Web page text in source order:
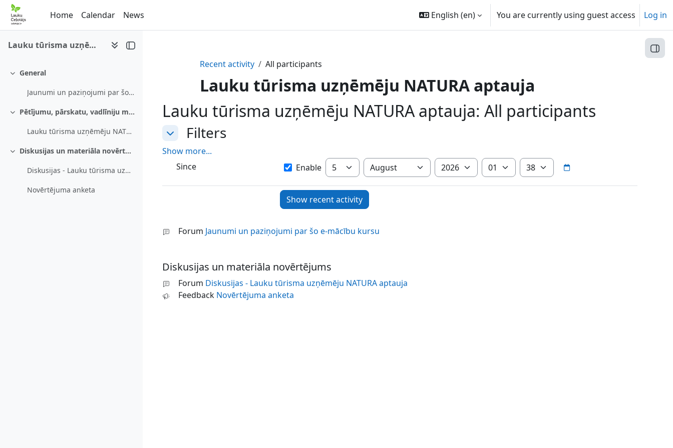
Skip to main content
Home
Calendar News English ‎(en)‎ You are currently using guest access Log in
Lauku tūrisma uzņēmēju NATURA aptauja
Collapse
General
Jaunumi un paziņojumi par šo e-mācību kursu
Collapse Pētījumu, pārskatu, vadlīniju materiāls
Lauku tūrisma uzņēmēju NATURA aptauja
Collapse Diskusijas un materiāla novērtējums
Diskusijas - Lauku tūrisma uzņēmēju NATURA aptauja
Novērtējuma anketa
Recent activity
All participants
Lauku tūrisma uzņēmēju NATURA aptauja
Lauku tūrisma uzņēmēju NATURA aptauja: All participants
Filters
FiltersFilters
Show more...
Since
Since
Enable Day Month Year Hour Minute
Forum Jaunumi un paziņojumi par šo e-mācību kursu
Diskusijas un materiāla novērtējums
Forum Diskusijas - Lauku tūrisma uzņēmēju NATURA aptauja
Feedback Novērtējuma anketa